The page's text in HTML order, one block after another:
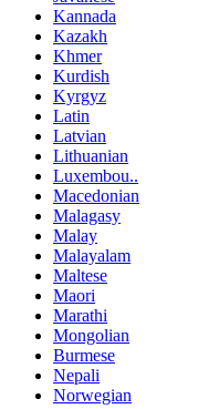
Kannada
Kazakh
Khmer
Kurdish
Kyrgyz
Latin
Latvian
Lithuanian
Luxembou..
Macedonian
Malagasy
Malay
Malayalam
Maltese
Maori
Marathi
Mongolian
Burmese
Nepali
Norwegian